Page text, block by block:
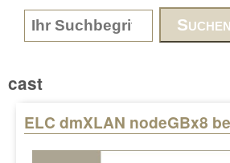
Search form
cast
ELC dmXLAN nodeGBx8
Pages